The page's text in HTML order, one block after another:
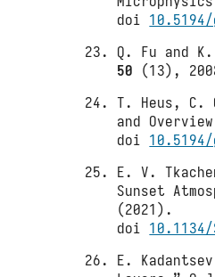
doi 10.5194/
Q. Fu and
50 (13),
T. Heus, C.
and
doi 10.5194/
E. V.
Sunset
(2021).
doi 10.1134/
E.